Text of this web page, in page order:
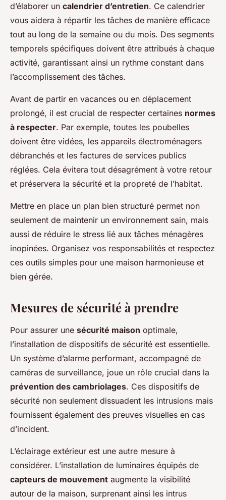
d’élaborer un calendrier d’entretien. Ce calendrier
vous aidera à répartir les tâches de manière efficace
tout au long de la semaine ou du mois. Des segments
temporels spécifiques doivent être attribués à chaque
activité, garantissant ainsi un rythme constant dans
l’accomplissement des tâches.
Avant de partir en vacances ou en déplacement
prolongé, il est crucial de respecter certaines normes
à respecter. Par exemple, toutes les poubelles
doivent être vidées, les appareils électroménagers
débranchés et les factures de services publics
réglées. Cela évitera tout désagrément à votre retour
et préservera la sécurité et la propreté de l’habitat.
Mettre en place un plan bien structuré permet non
seulement de maintenir un environnement sain, mais
aussi de réduire le stress lié aux tâches ménagères
inopinées. Organisez vos responsabilités et respectez
ces outils simples pour une maison harmonieuse et
bien gérée.
Mesures de sécurité à prendre
Pour assurer une sécurité maison optimale,
l’installation de dispositifs de sécurité est essentielle.
Un système d’alarme performant, accompagné de
caméras de surveillance, joue un rôle crucial dans la
prévention des cambriolages. Ces dispositifs de
sécurité non seulement dissuadent les intrusions mais
fournissent également des preuves visuelles en cas
d’incident.
L’éclairage extérieur est une autre mesure à
considérer. L’installation de luminaires équipés de
capteurs de mouvement augmente la visibilité
autour de la maison, surprenant ainsi les intrus